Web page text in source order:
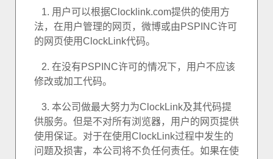
人气排行
关于PSPINC
顾客感言
最近更新
联系PSPINC
帮助